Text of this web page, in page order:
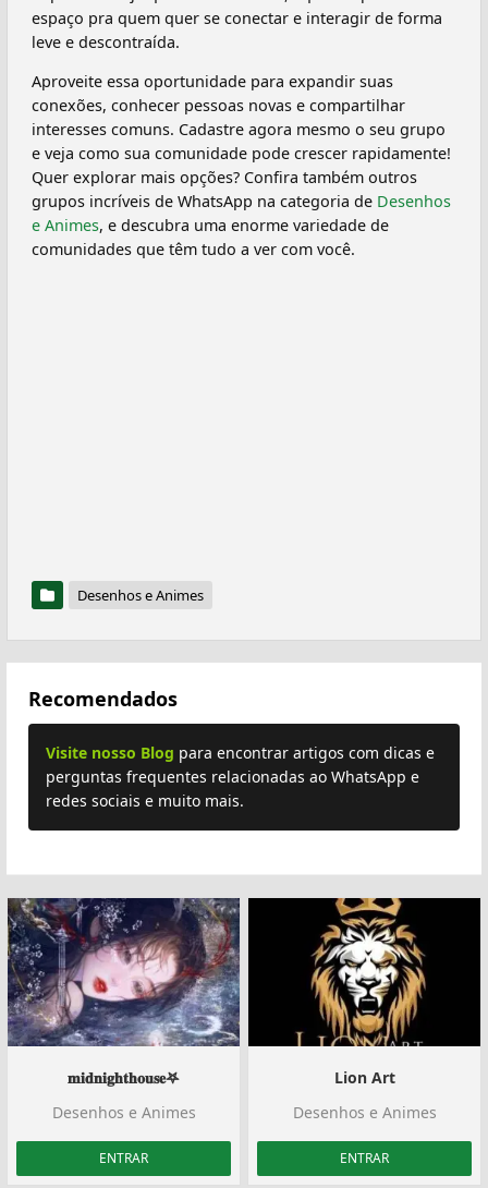
espaço pra quem quer se conectar e interagir de forma
leve e descontraída.
Aproveite essa oportunidade para expandir suas
conexões, conhecer pessoas novas e compartilhar
interesses comuns. Cadastre agora mesmo o seu grupo
e veja como sua comunidade pode crescer rapidamente!
Quer explorar mais opções? Confira também outros
grupos incríveis de WhatsApp na categoria de Desenhos
e Animes, e descubra uma enorme variedade de
comunidades que têm tudo a ver com você.
Desenhos e Animes
Recomendados
Visite nosso Blog para encontrar artigos com dicas e
perguntas frequentes relacionadas ao WhatsApp e
redes sociais e muito mais.
𝐦𝐢𝐝𝐧𝐢𝐠𝐡𝐭𝐡𝐨𝐮𝐬𝐞𖤐
Desenhos e Animes
ENTRAR
Lion Art
Desenhos e Animes
ENTRAR